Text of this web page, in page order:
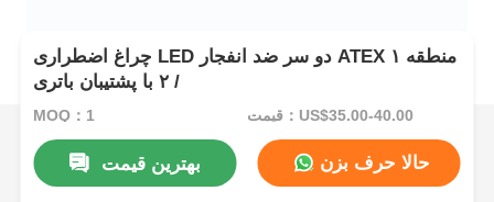
چراغ اضطراری LED دو سر ضد انفجار ATEX منطقه ۱
/ ۲ با پشتیبان باتری
MOQ：1 قیمت：US$35.00-40.00
بهترین قیمت حالا حرف بزن